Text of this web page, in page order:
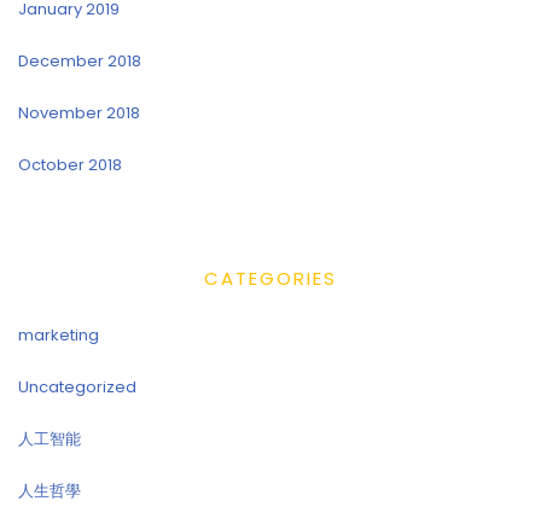
January 2019
December 2018
November 2018
October 2018
CATEGORIES
marketing
Uncategorized
人工智能
人生哲學